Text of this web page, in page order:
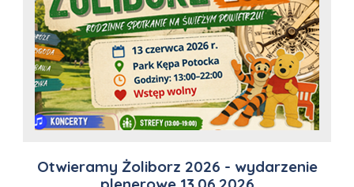
Otwieramy Żoliborz 2026 - wydarzenie